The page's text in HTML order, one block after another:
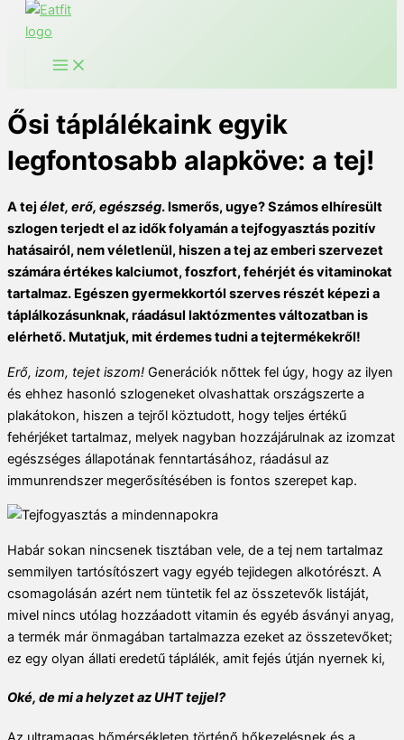
Ősi táplálékaink egyik
legfontosabb alapköve: a tej!
A tej élet, erő, egészség. Ismerős, ugye? Számos elhíresült
szlogen terjedt el az idők folyamán a tejfogyasztás pozitív
hatásairól, nem véletlenül, hiszen a tej az emberi szervezet
számára értékes kalciumot, foszfort, fehérjét és vitaminokat
tartalmaz. Egészen gyermekkortól szerves részét képezi a
táplálkozásunknak, ráadásul laktózmentes változatban is
elérhető. Mutatjuk, mit érdemes tudni a tejtermékekről!
Erő, izom, tejet iszom! Generációk nőttek fel úgy, hogy az ilyen
és ehhez hasonló szlogeneket olvashattak országszerte a
plakátokon, hiszen a tejről köztudott, hogy teljes értékű
fehérjéket tartalmaz, melyek nagyban hozzájárulnak az izomzat
egészséges állapotának fenntartásához, ráadásul az
immunrendszer megerősítésében is fontos szerepet kap.
Habár sokan nincsenek tisztában vele, de a tej nem tartalmaz
semmilyen tartósítószert vagy egyéb tejidegen alkotórészt. A
csomagolásán azért nem tüntetik fel az összetevők listáját,
mivel nincs utólag hozzáadott vitamin és egyéb ásványi anyag,
a termék már önmagában tartalmazza ezeket az összetevőket;
ez egy olyan állati eredetű táplálék, amit fejés útján nyernek ki,
Oké, de mi a helyzet az UHT tejjel?